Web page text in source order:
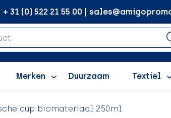
31 (0) 522 21 55 00 |
Merken Duurzaam Textiel
cup biomateriaal 250ml